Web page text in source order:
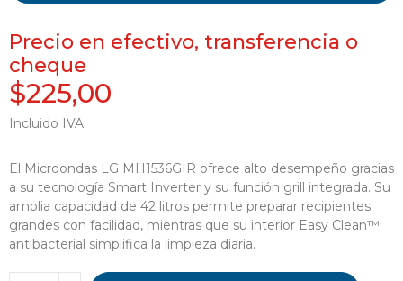
Precio en efectivo, transferencia o
cheque
$225,00
Incluido IVA
El Microondas LG MH1536GIR ofrece alto desempeño gracias
a su tecnología Smart Inverter y su función grill integrada. Su
amplia capacidad de 42 litros permite preparar recipientes
grandes con facilidad, mientras que su interior Easy Clean™
antibacterial simplifica la limpieza diaria.